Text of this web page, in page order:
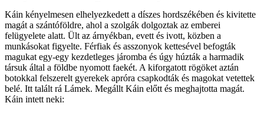
Káin kényelmesen elhelyezkedett a díszes hordszékében és kivitette
magát a szántóföldre, ahol a szolgák dolgoztak az emberei
felügyelete alatt. Ült az árnyékban, evett és ivott, közben a
munkásokat figyelte. Férfiak és asszonyok kettesével befogták
magukat egy-egy kezdetleges járomba és úgy húzták a harmadik
társuk által a földbe nyomott faekét. A kiforgatott rögöket aztán
botokkal felszerelt gyerekek apróra csapkodták és magokat vetettek
belé. Itt talált rá Lámek. Megállt Káin előtt és meghajtotta magát.
Káin intett neki: